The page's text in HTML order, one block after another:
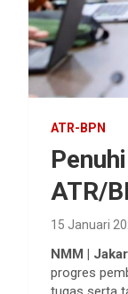
ATR-BPN
ATR/
15 Januari
NMM |
progres